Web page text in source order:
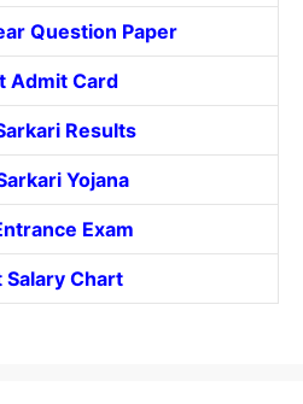
Question Paper
Admit Card
Results
Yojana
Exam
Salary Chart